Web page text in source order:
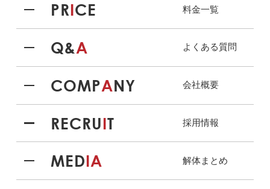
PRICE 料金一覧
Q&A よくある質問
COMPANY 会社概要
RECRUIT 採用情報
MEDIA 解体まとめ